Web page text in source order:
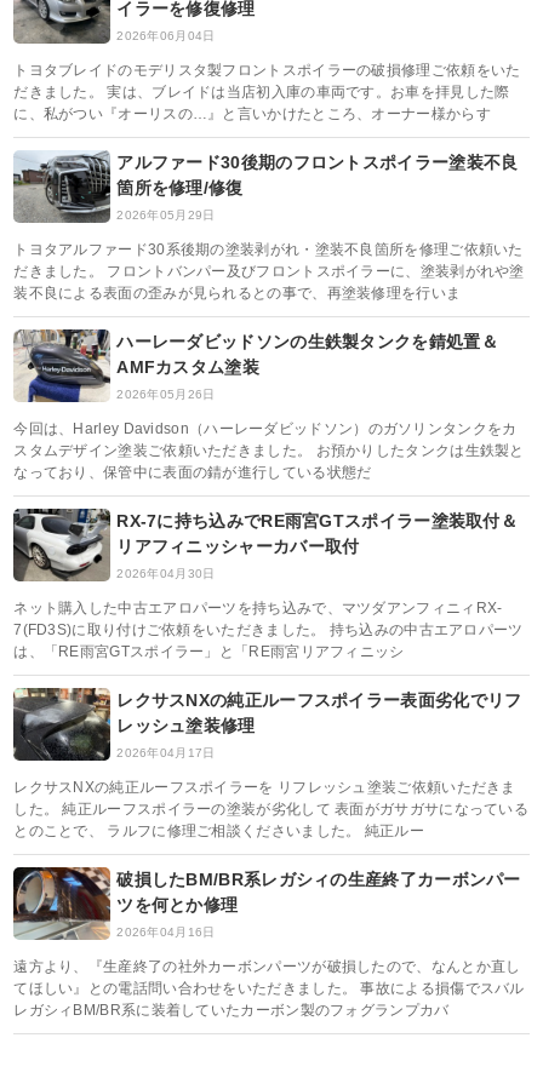
イラーを修復修理
2026年06月04日
トヨタブレイドのモデリスタ製フロントスポイラーの破損修理ご依頼をいた
だきました。 実は、ブレイドは当店初入庫の車両です。お車を拝見した際
に、私がつい『オーリスの…』と言いかけたところ、オーナー様からす
アルファード30後期のフロントスポイラー塗装不良
箇所を修理/修復
2026年05月29日
トヨタアルファード30系後期の塗装剥がれ・塗装不良箇所を修理ご依頼いた
だきました。 フロントバンパー及びフロントスポイラーに、塗装剥がれや塗
装不良による表面の歪みが見られるとの事で、再塗装修理を行いま
ハーレーダビッドソンの生鉄製タンクを錆処置＆
AMFカスタム塗装
2026年05月26日
今回は、Harley Davidson（ハーレーダビッドソン）のガソリンタンクをカ
スタムデザイン塗装ご依頼いただきました。 お預かりしたタンクは生鉄製と
なっており、保管中に表面の錆が進行している状態だ
RX-7に持ち込みでRE雨宮GTスポイラー塗装取付＆
リアフィニッシャーカバー取付
2026年04月30日
ネット購入した中古エアロパーツを持ち込みで、マツダアンフィニィRX-
7(FD3S)に取り付けご依頼をいただきました。 持ち込みの中古エアロパーツ
は、「RE雨宮GTスポイラー」と「RE雨宮リアフィニッシ
レクサスNXの純正ルーフスポイラー表面劣化でリフ
レッシュ塗装修理
2026年04月17日
レクサスNXの純正ルーフスポイラーを リフレッシュ塗装ご依頼いただきま
した。 純正ルーフスポイラーの塗装が劣化して 表面がガサガサになっている
とのことで、 ラルフに修理ご相談くださいました。 純正ルー
破損したBM/BR系レガシィの生産終了カーボンパー
ツを何とか修理
2026年04月16日
遠方より、『生産終了の社外カーボンパーツが破損したので、なんとか直し
てほしい』との電話問い合わせをいただきました。 事故による損傷でスバル
レガシィBM/BR系に装着していたカーボン製のフォグランプカバ